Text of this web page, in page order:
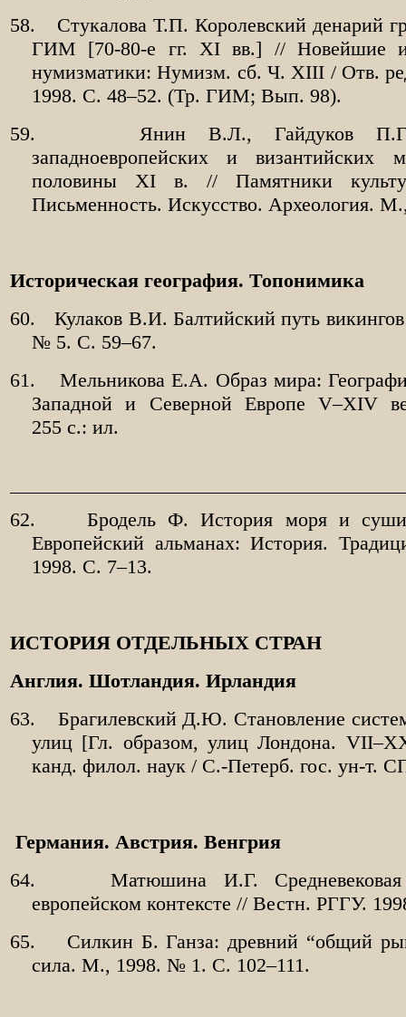
58.
Стукалова Т.П. Королевский денарий
ГИМ [70-80-е гг. XI вв.] // Новейшие
нумизматики: Нумизм. сб. Ч.XIII / Отв.
1998. С. 48–52. (Тр. ГИМ; Вып. 98).
59.
Янин В.Л., Гайдуков П.Г.
западноевропейских и
половины XI в. // Памятники
Письменность. Искусство. Археология.
Историческая география. Топонимика
60.
Кулаков В.И. Балтийский путь
№ 5. С. 59–67.
61.
Мельникова Е.А. Образ мира:
Западной и Северной Европе V–XIV
255 с.: ил.
62.
Бродель Ф. История моря и
Европейский альманах: История.
1998. С. 7–13.
ИСТОРИЯ ОТДЕЛЬНЫХ СТРАН
Англия. Шотландия. Ирландия
63.
Брагилевский Д.Ю. Становление
улиц [Гл. образом, улиц Лондона.
канд. филол. наук / С.-Петерб. гос. ун-т.
Германия. Австрия. Венгрия
64.
Матюшина И.Г.
европейском контексте // Вестн. РГГУ.
65.
Силкин Б. Ганза: древний “общий
сила. М., 1998. № 1. С. 102–111.